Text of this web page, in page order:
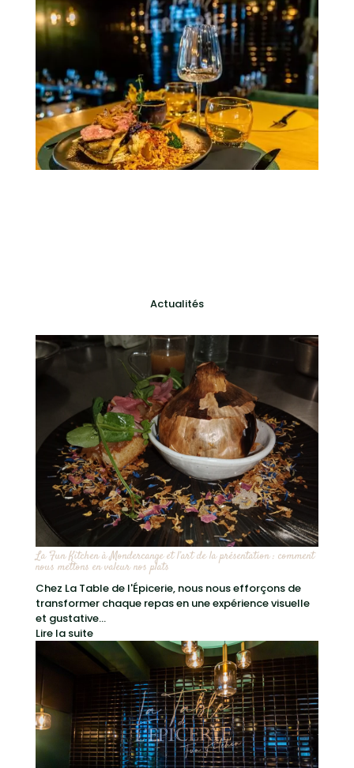
Actualités
La Fun Kitchen à Mondercange et l’art de la présentation : comment
nous mettons en valeur nos plats
Chez La Table de l'Épicerie, nous nous efforçons de
transformer chaque repas en une expérience visuelle
et gustative...
Lire la suite